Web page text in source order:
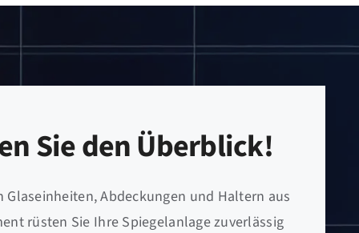
Sie den Überblick!
Glaseinheiten, Abdeckungen und Haltern aus
rüsten Sie Ihre Spiegelanlage zuverlässig